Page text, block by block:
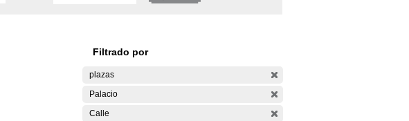
Filtrado por
plazas
Palacio
Calle